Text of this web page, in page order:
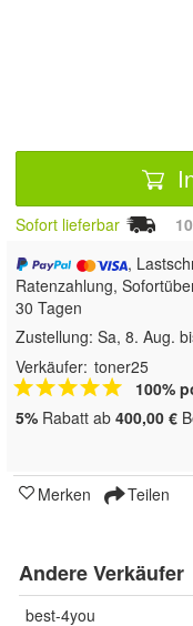
Sofort lieferbar
,
Ratenzahlung,
30 Tagen
Zustellung: Sa, 8. Aug.
Verkäufer: toner25
100%
5% Rabatt ab 400,00 €
Merken Teilen
Andere Verkäufer
best-4you